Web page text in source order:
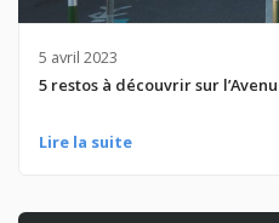
5 avril 2023
5 restos à découvrir sur
Lire la suite